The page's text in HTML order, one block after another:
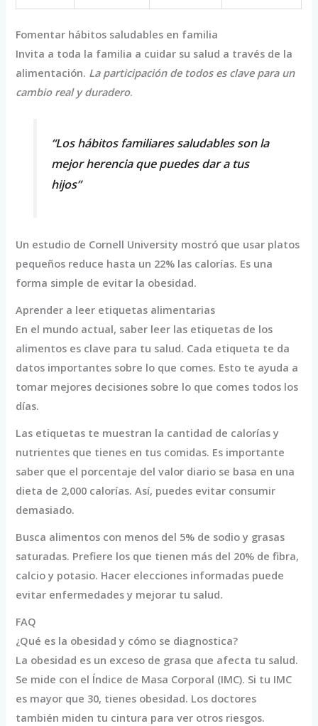
Fomentar hábitos saludables en familia
Invita a toda la familia a cuidar su salud a través de la
alimentación. La participación de todos es clave para un
cambio real y duradero.
“Los hábitos familiares saludables son la
mejor herencia que puedes dar a tus
hijos”
Un estudio de Cornell University mostró que usar platos
pequeños reduce hasta un 22% las calorías. Es una
forma simple de evitar la obesidad.
Aprender a leer etiquetas alimentarias
En el mundo actual, saber leer las etiquetas de los
alimentos es clave para tu salud. Cada etiqueta te da
datos importantes sobre lo que comes. Esto te ayuda a
tomar mejores decisiones sobre lo que comes todos los
días.
Las etiquetas te muestran la cantidad de calorías y
nutrientes que tienes en tus comidas. Es importante
saber que el porcentaje del valor diario se basa en una
dieta de 2,000 calorías. Así, puedes evitar consumir
demasiado.
Busca alimentos con menos del 5% de sodio y grasas
saturadas. Prefiere los que tienen más del 20% de fibra,
calcio y potasio. Hacer elecciones informadas puede
evitar enfermedades y mejorar tu salud.
FAQ
¿Qué es la obesidad y cómo se diagnostica?
La obesidad es un exceso de grasa que afecta tu salud.
Se mide con el Índice de Masa Corporal (IMC). Si tu IMC
es mayor que 30, tienes obesidad. Los doctores
también miden tu cintura para ver otros riesgos.